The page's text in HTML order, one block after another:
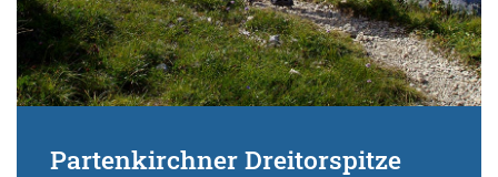
Partenkirchner Dreitorspitze